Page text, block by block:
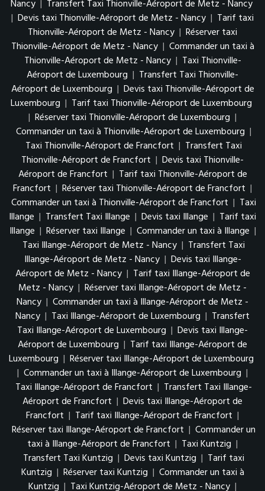
Nancy | Transfert Taxi Thionville-Aéroport de Metz - Nancy
| Devis taxi Thionville-Aéroport de Metz - Nancy | Tarif taxi
Thionville-Aéroport de Metz - Nancy | Réserver taxi
Thionville-Aéroport de Metz - Nancy | Commander un taxi à
Thionville-Aéroport de Metz - Nancy | Taxi Thionville-
Aéroport de Luxembourg | Transfert Taxi Thionville-
Aéroport de Luxembourg | Devis taxi Thionville-Aéroport de
Luxembourg | Tarif taxi Thionville-Aéroport de Luxembourg
| Réserver taxi Thionville-Aéroport de Luxembourg |
Commander un taxi à Thionville-Aéroport de Luxembourg |
Taxi Thionville-Aéroport de Francfort | Transfert Taxi
Thionville-Aéroport de Francfort | Devis taxi Thionville-
Aéroport de Francfort | Tarif taxi Thionville-Aéroport de
Francfort | Réserver taxi Thionville-Aéroport de Francfort |
Commander un taxi à Thionville-Aéroport de Francfort | Taxi
Illange | Transfert Taxi Illange | Devis taxi Illange | Tarif taxi
Illange | Réserver taxi Illange | Commander un taxi à Illange |
Taxi Illange-Aéroport de Metz - Nancy | Transfert Taxi
Illange-Aéroport de Metz - Nancy | Devis taxi Illange-
Aéroport de Metz - Nancy | Tarif taxi Illange-Aéroport de
Metz - Nancy | Réserver taxi Illange-Aéroport de Metz -
Nancy | Commander un taxi à Illange-Aéroport de Metz -
Nancy | Taxi Illange-Aéroport de Luxembourg | Transfert
Taxi Illange-Aéroport de Luxembourg | Devis taxi Illange-
Aéroport de Luxembourg | Tarif taxi Illange-Aéroport de
Luxembourg | Réserver taxi Illange-Aéroport de Luxembourg
| Commander un taxi à Illange-Aéroport de Luxembourg |
Taxi Illange-Aéroport de Francfort | Transfert Taxi Illange-
Aéroport de Francfort | Devis taxi Illange-Aéroport de
Francfort | Tarif taxi Illange-Aéroport de Francfort |
Réserver taxi Illange-Aéroport de Francfort | Commander un
taxi à Illange-Aéroport de Francfort | Taxi Kuntzig |
Transfert Taxi Kuntzig | Devis taxi Kuntzig | Tarif taxi
Kuntzig | Réserver taxi Kuntzig | Commander un taxi à
Kuntzig | Taxi Kuntzig-Aéroport de Metz - Nancy |